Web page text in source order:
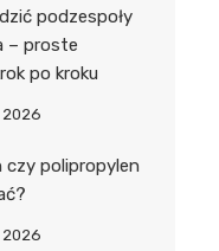
podzespoły
– proste
po kroku
2026
czy polipropylen
2026